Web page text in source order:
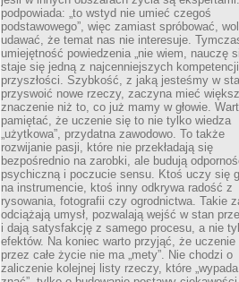
podpowiada: „to wstyd nie umieć czegoś
podstawowego”, więc zamiast spróbować,
udawać, że temat nas nie interesuje.
umiejętność powiedzenia „nie wiem, nauczę
staje się jedną z najcenniejszych kompetencji
przyszłości. Szybkość, z jaką jesteśmy w
przyswoić nowe rzeczy, zaczyna mieć
znaczenie niż to, co już mamy w głowie.
pamiętać, że uczenie się to nie tylko wiedza
„użytkowa”, przydatna zawodowo. To także
rozwijanie pasji, które nie przekładają się
bezpośrednio na zarobki, ale budują
psychiczną i poczucie sensu. Ktoś uczy się
na instrumencie, ktoś inny odkrywa radość z
rysowania, fotografii czy ogrodnictwa. Takie
odciążają umysł, pozwalają wejść w stan
i dają satysfakcję z samego procesu, a nie
efektów. Na koniec warto przyjąć, że uczenie
przez całe życie nie ma „mety”. Nie chodzi o
zaliczenie kolejnej listy rzeczy, które „wypada